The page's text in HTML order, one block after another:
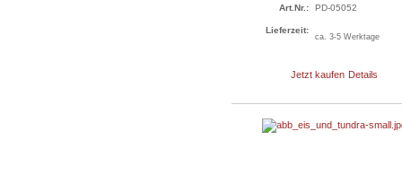
Art.Nr.: PD-05052
Lieferzeit:
ca. 3-5 Werktage
Jetzt kaufen Details